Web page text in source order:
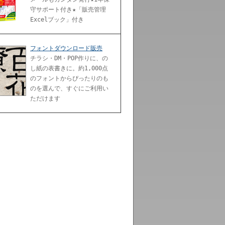
守サポート付き★「販売管理
Excelブック」付き
フォントダウンロード販売
チラシ・DM・POP作りに、の
し紙の表書きに。約1,000点
のフォントからぴったりのも
のを選んで、すぐにご利用い
ただけます